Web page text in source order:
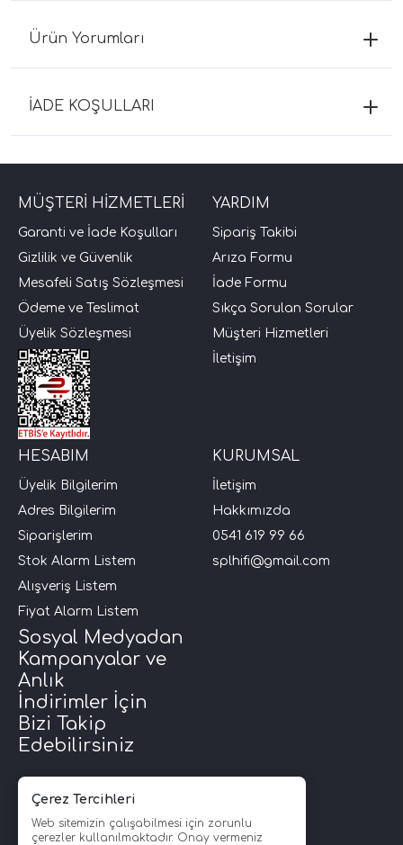
Ürün Yorumları
İADE KOŞULLARI
MÜŞTERİ HİZMETLERİ
Garanti ve İade Koşulları
Gizlilik ve Güvenlik
Mesafeli Satış Sözleşmesi
Ödeme ve Teslimat
Üyelik Sözleşmesi
YARDIM
Sipariş Takibi
Arıza Formu
İade Formu
Sıkça Sorulan Sorular
Müşteri Hizmetleri
İletişim
HESABIM
Üyelik Bilgilerim
Adres Bilgilerim
Siparişlerim
Stok Alarm Listem
Alışveriş Listem
Fiyat Alarm Listem
KURUMSAL
İletişim
Hakkımızda
0541 619 99 66
splhifi@gmail.com
Sosyal Medyadan
Kampanyalar ve
Anlık
İndirimler İçin
Bizi Takip
Edebilirsiniz
Çerez Tercihleri
Web sitemizin çalışabilmesi için zorunlu
çerezler kullanılmaktadır. Onay vermeniz